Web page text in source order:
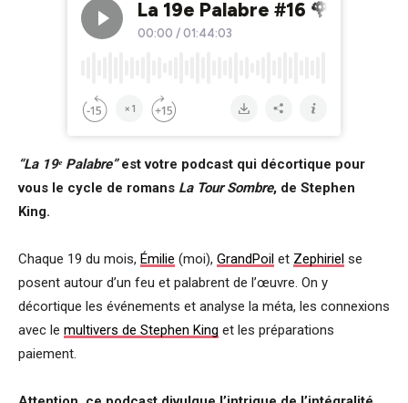
“La 19ᵉ Palabre”est votre podcast qui décortique pour
vous le cycle de romans La Tour Sombre, de Stephen
King.
Chaque 19 du mois, Émilie (moi), GrandPoil et Zephiriel se
posent autour d’un feu et palabrent de l’œuvre. On y
décortique les événements et analyse la méta, les connexions
avec le multivers de Stephen King et les préparations
paiement.